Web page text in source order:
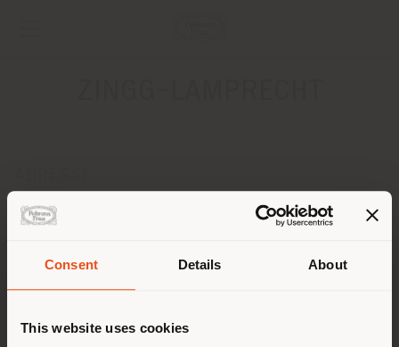
Consent Details About
This website uses cookies
TALSTRASSE 37
ZUERICH 8001
KONTAKTE
Telefon +41 44 368 41 40